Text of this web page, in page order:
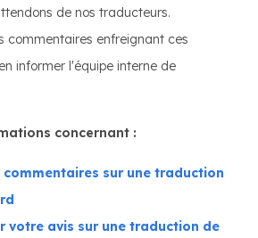
de nos traducteurs.
commentaires enfreignant ces
informer l'équipe interne de
concernant :
commentaires sur une traduction
votre avis sur une traduction de